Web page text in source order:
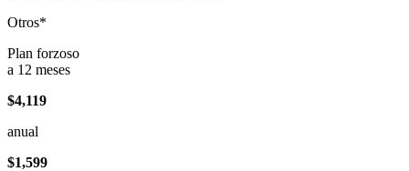
Otros*
Plan forzoso
a 12 meses
$4,119
anual
$1,599